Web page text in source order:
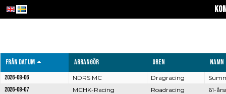
Från datum Arrangör Gren Namn
2026-08-06 NDRS MC Dragracing
2026-08-07
MCHK-Racing Roadracing
61-